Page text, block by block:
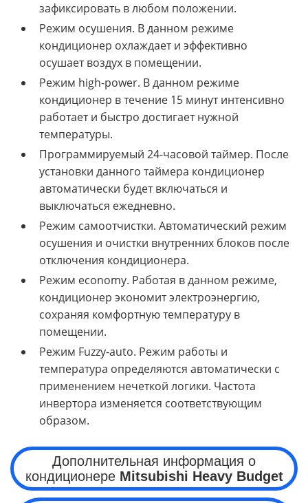
зафиксировать в любом положении.
Режим осушения. В данном режиме
кондиционер охлаждает и эффективно
осушает воздух в помещении.
Режим high-power. В данном режиме
кондиционер в течение 15 минут интенсивно
работает и быстро достигает нужной
температуры.
Программируемый 24-часовой таймер. После
установки данного таймера кондиционер
автоматически будет включаться и
выключаться ежедневно.
Режим самоотчистки. Автоматический режим
осушения и очистки внутренних блоков после
отключения кондиционера.
Режим economy. Работая в данном режиме,
кондиционер экономит электроэнергию,
сохраняя комфортную температуру в
помещении.
Режим Fuzzy-auto. Режим работы и
температура определяются автоматически с
применением нечеткой логики. Частота
инвертора изменяется соответствующим
образом.
Дополнительная информация о
кондиционере Mitsubishi Heavy Budget